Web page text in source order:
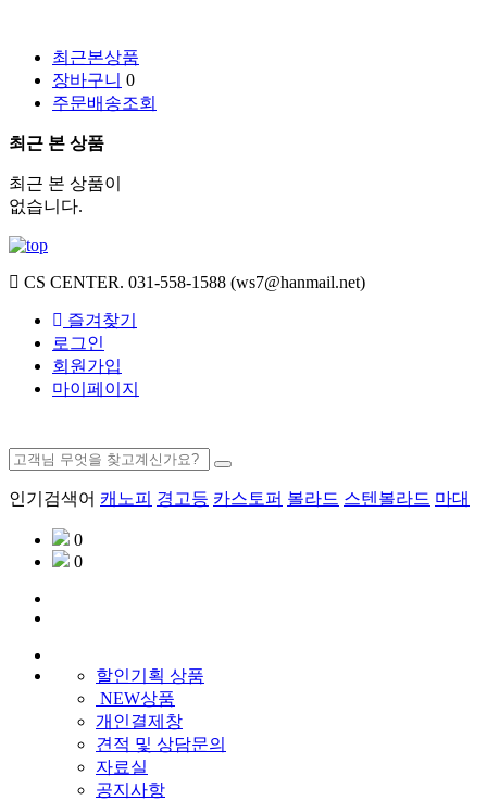
최근본상품
장바구니 0
주문배송조회
최근 본 상품
최근 본 상품이
없습니다.
CS CENTER. 031-558-1588 (ws7@hanmail.net)
즐겨찾기
로그인
회원가입
마이페이지
인기검색어 캐노피 경고등 카스토퍼 볼라드 스텐볼라드 마대
0
0
할인기획 상품
NEW상품
개인결제창
견적 및 상담문의
자료실
공지사항